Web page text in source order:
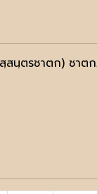
นฺตรชาตก) ชาต